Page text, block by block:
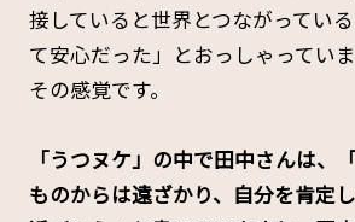
接していると世界とつながってい
て安心だった」とおっしゃってい
その感覚です。
――「うつヌケ」の中で田中さんは
ものからは遠ざかり、自分を肯定